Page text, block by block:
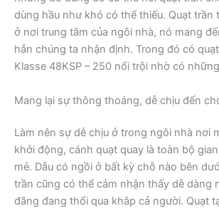
dùng hầu như khó có thể thiếu. Quạt trần
ở nơi trung tâm của ngôi nhà, nó mang
hẳn chúng ta nhận định. Trong đó có
Klasse 48KSP – 250 nổi trội nhờ có
Mang lại sự thông thoáng, dễ chịu đến
Làm nên sự dễ chịu ở trong ngôi nhà nơi
khởi động, cánh quạt quay là toàn bộ
mẻ. Dẫu có ngồi ở bất kỳ chỗ nào bên
trần cũng có thể cảm nhận thấy dễ dàng
đãng đang thổi qua khắp cả người. Quạt